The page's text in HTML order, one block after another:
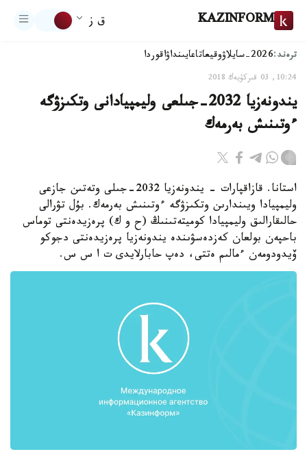
KAZINFORM ق ز
ترەند:2026-سايلاۋ وقيعاتاعايىنداۋاقوردا
10:24, 03 قىركۇيەك 2018
يندونەزيا 2032-جىلعى وليمپيادانى وتكىزۋگە
ءوتىنىش بەرمەك
استانا. قازاقپارات - يندونەزيا 2032-جىلى وتەتىن جازعى
وليمپيادا ويىندارىن وتكىزۋگە ءوتىنىش بەرمەك. بۇل تۋرالى
حالىقارالىق وليمپيادا كوميتەتىنىڭ (ح و ك) پرەزيدەنتى توماس
باحپەن بولعان كەزدەسۋىندە يندونەزيا پرەزيدەنتى دجوكو
ۆيدودومەن ءمالىم ەتتى، دەپ حابارلايدى ت ا س س.